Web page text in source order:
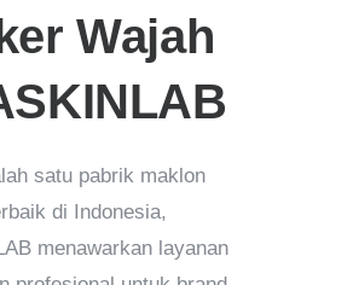
Wajah
satu pabrik maklon
di Indonesia,
menawarkan layanan